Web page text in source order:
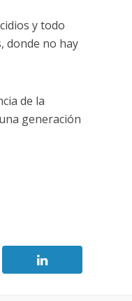
y todo
donde no hay
de la
generación